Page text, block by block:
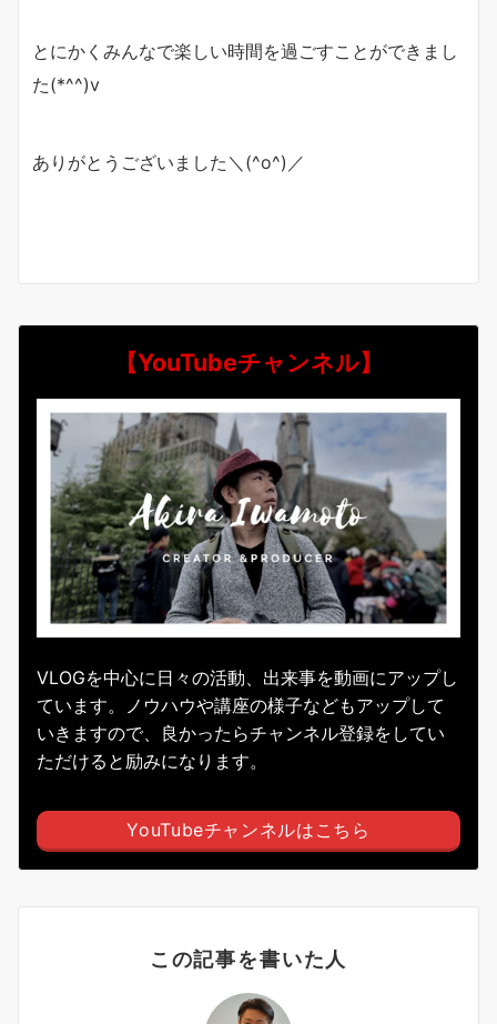
とにかくみんなで楽しい時間を過ごすことができまし
た(*^^)v
ありがとうございました＼(^o^)／
【YouTubeチャンネル】
VLOGを中心に日々の活動、出来事を動画にアップし
ています。ノウハウや講座の様子などもアップして
いきますので、良かったらチャンネル登録をしてい
ただけると励みになります。
YouTubeチャンネルはこちら
この記事を書いた人